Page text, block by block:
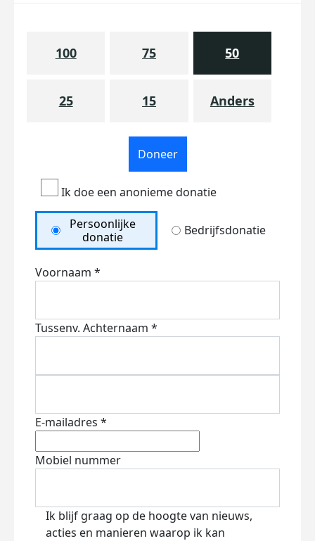
100 75 50
25 15 Anders
Doneer
Ik doe een anonieme donatie
Persoonlijke
donatie
Bedrijfsdonatie
Voornaam *
Tussenv. Achternaam *
E-mailadres *
Mobiel nummer
Ik blijf graag op de hoogte van nieuws,
acties en manieren waarop ik kan